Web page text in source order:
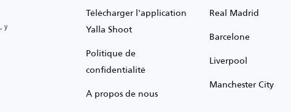
y
Télécharger l'application
Yalla Shoot
Politique de
confidentialité
À propos de nous
Real Madrid
Barcelone
Liverpool
Manchester City